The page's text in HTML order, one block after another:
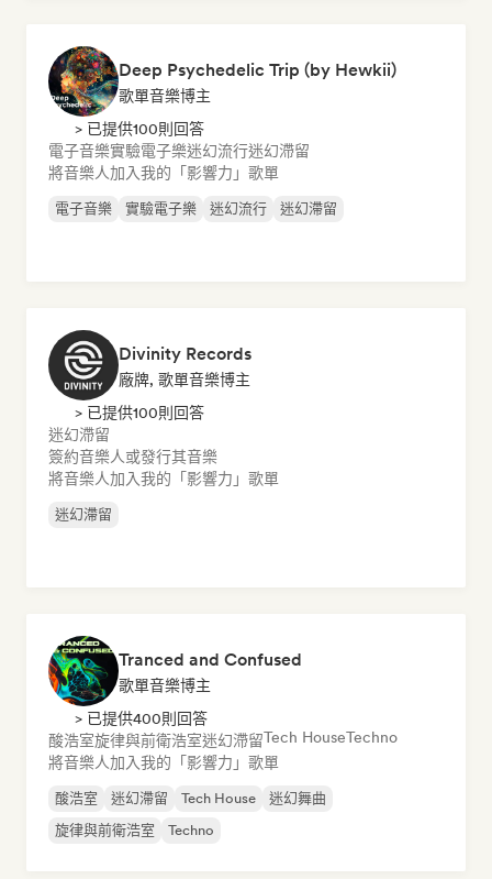
Deep Psychedelic Trip (by Hewkii)
歌單音樂博主
> 已提供100則回答
電子音樂實驗電子樂迷幻流行迷幻滯留
將音樂人加入我的「影響力」歌單
電子音樂 實驗電子樂 迷幻流行 迷幻滯留
Divinity Records
廠牌, 歌單音樂博主
> 已提供100則回答
迷幻滯留
簽約音樂人或發行其音樂
將音樂人加入我的「影響力」歌單
迷幻滯留
Tranced and Confused
歌單音樂博主
> 已提供400則回答
酸浩室旋律與前衛浩室迷幻滯留Tech HouseTechno
將音樂人加入我的「影響力」歌單
酸浩室 迷幻滯留 Tech House
迷幻舞曲
旋律與前衛浩室
Techno